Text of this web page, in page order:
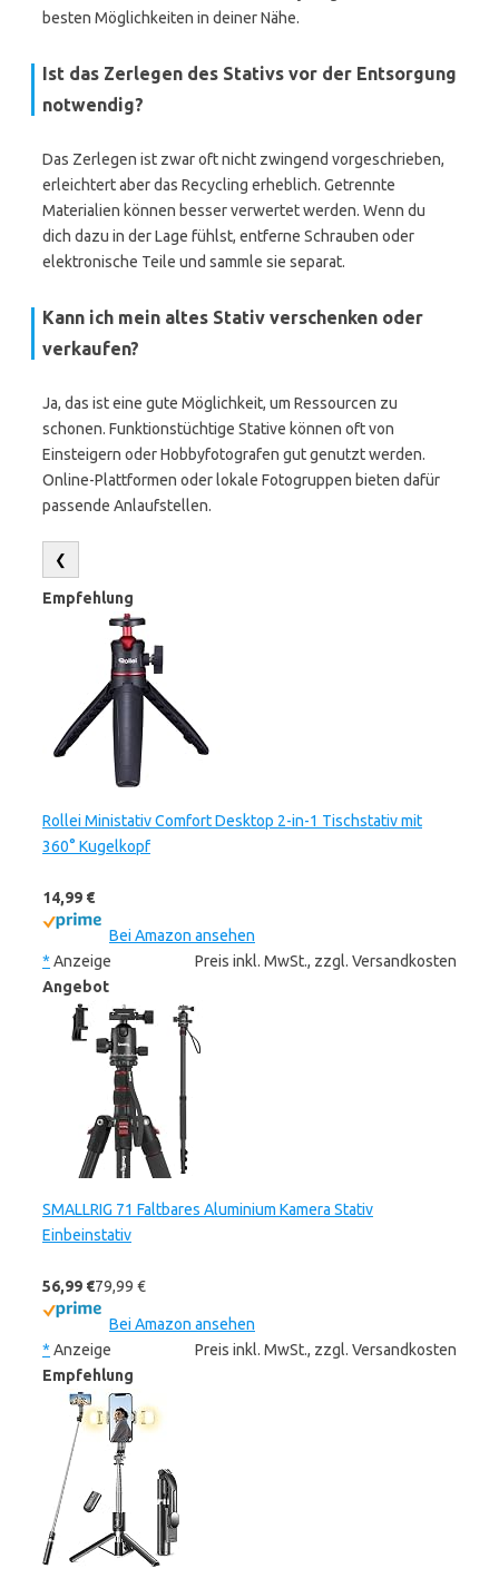
besten Möglichkeiten in deiner Nähe.
Ist das Zerlegen des Stativs vor der Entsorgung
notwendig?
Das Zerlegen ist zwar oft nicht zwingend vorgeschrieben,
erleichtert aber das Recycling erheblich. Getrennte
Materialien können besser verwertet werden. Wenn du
dich dazu in der Lage fühlst, entferne Schrauben oder
elektronische Teile und sammle sie separat.
Kann ich mein altes Stativ verschenken oder
verkaufen?
Ja, das ist eine gute Möglichkeit, um Ressourcen zu
schonen. Funktionstüchtige Stative können oft von
Einsteigern oder Hobbyfotografen gut genutzt werden.
Online-Plattformen oder lokale Fotogruppen bieten dafür
passende Anlaufstellen.
❮
Empfehlung
Rollei Ministativ Comfort Desktop 2-in-1 Tischstativ mit
360° Kugelkopf
14,99 €
Bei Amazon ansehen
* Anzeige
Preis inkl. MwSt., zzgl. Versandkosten
Angebot
SMALLRIG 71 Faltbares Aluminium Kamera Stativ
Einbeinstativ
56,99 €79,99 €
Bei Amazon ansehen
* Anzeige
Preis inkl. MwSt., zzgl. Versandkosten
Empfehlung